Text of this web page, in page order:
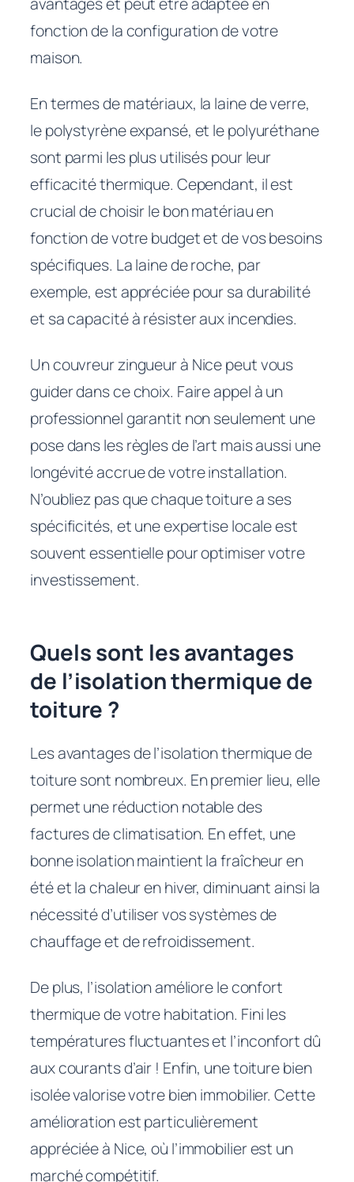
fonction de la configuration de votre
maison.
En termes de matériaux, la laine de verre,
le polystyrène expansé, et le polyuréthane
sont parmi les plus utilisés pour leur
efficacité thermique. Cependant, il est
crucial de choisir le bon matériau en
fonction de votre budget et de vos besoins
spécifiques. La laine de roche, par
exemple, est appréciée pour sa durabilité
et sa capacité à résister aux incendies.
Un couvreur zingueur à Nice peut vous
guider dans ce choix. Faire appel à un
professionnel garantit non seulement une
pose dans les règles de l’art mais aussi une
longévité accrue de votre installation.
N’oubliez pas que chaque toiture a ses
spécificités, et une expertise locale est
souvent essentielle pour optimiser votre
investissement.
Quels sont les avantages
de l’isolation thermique de
toiture ?
Les avantages de l’isolation thermique de
toiture sont nombreux. En premier lieu, elle
permet une réduction notable des
factures de climatisation. En effet, une
bonne isolation maintient la fraîcheur en
été et la chaleur en hiver, diminuant ainsi la
nécessité d’utiliser vos systèmes de
chauffage et de refroidissement.
De plus, l’isolation améliore le confort
thermique de votre habitation. Fini les
températures fluctuantes et l’inconfort dû
aux courants d’air ! Enfin, une toiture bien
isolée valorise votre bien immobilier. Cette
amélioration est particulièrement
appréciée à Nice, où l’immobilier est un
marché compétitif.